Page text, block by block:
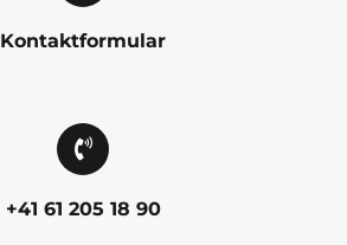
Kontaktformular
+41 61 205 18 90